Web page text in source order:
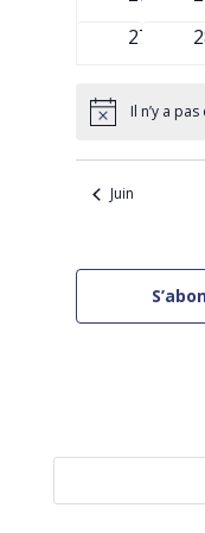
0
27
0
NoticeIl n’y a
Juin